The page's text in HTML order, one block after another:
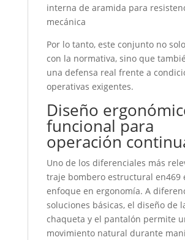
interna de aramida para
mecánica
Por lo tanto, este conjunto no
con la normativa, sino que
una defensa real frente a
operativas exigentes.
Diseño
funcional para
operación
Uno de los diferenciales más
traje bombero estructural en469
enfoque en ergonomía. A
soluciones básicas, el diseño de
chaqueta y el pantalón permite
movimiento natural durante